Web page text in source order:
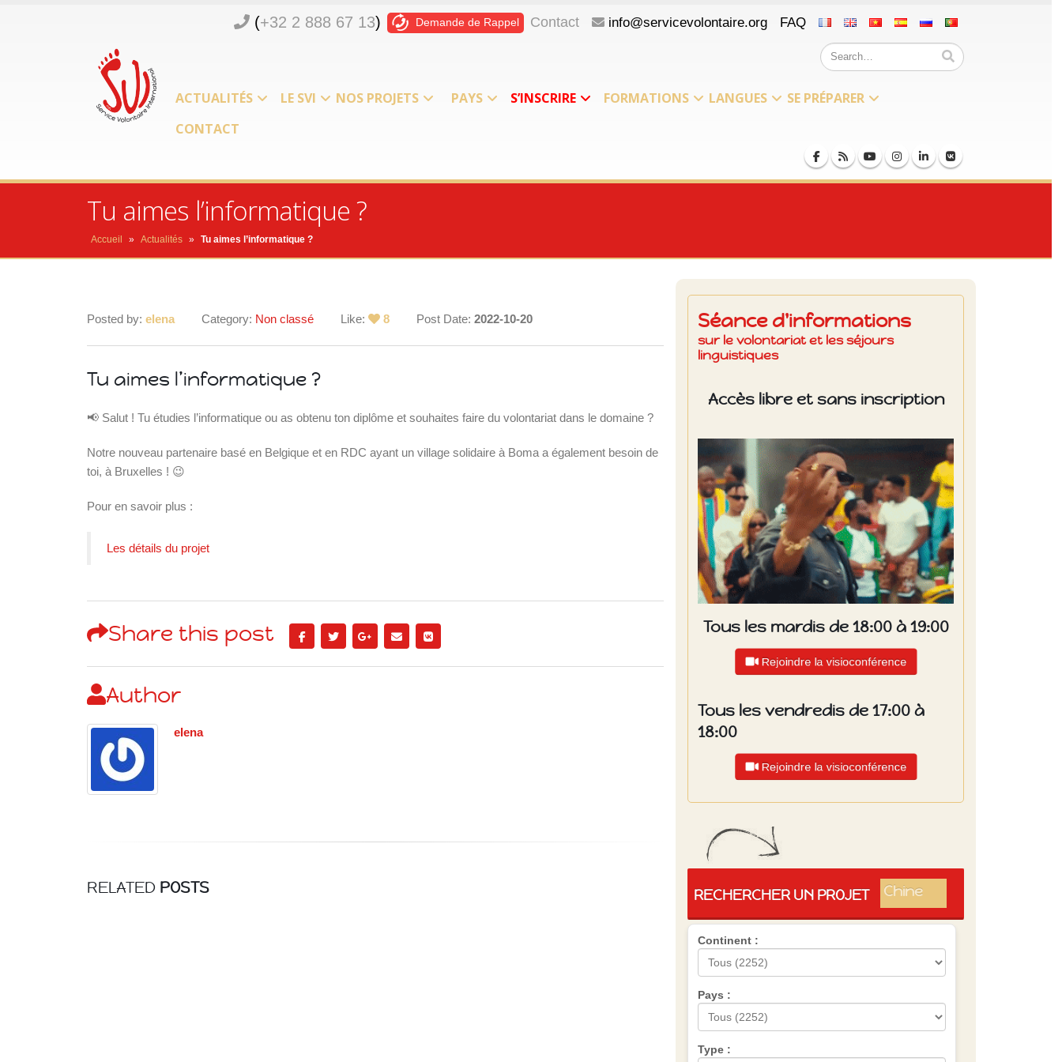
(+32 2 888 67 13) Demande de Rappel Contact info@servicevolontaire.org FAQ
ACTUALITÉS LE SVI NOS PROJETS PAYS S’INSCRIRE FORMATIONS LANGUES
SE PRÉPARER
CONTACT
Tu aimes l’informatique ?
Accueil » Actualités » Tu aimes l’informatique ?
Posted by:elena Category: Non classé Like: 8 Post Date:2022-10-20
Tu aimes l’informatique ?
📢 Salut ! Tu étudies l’informatique ou as obtenu ton diplôme et souhaites faire du volontariat dans le domaine ?
Notre nouveau partenaire basé en Belgique et en RDC ayant un village solidaire à Boma a également besoin de
toi, à Bruxelles ! 😉
Pour en savoir plus :
Les détails du projet
Share this post
Author
elena
RELATED POSTS
Séance d'informations
sur le volontariat et les séjours
linguistiques
Accès libre et sans inscription
Tous les mardis de 18:00 à 19:00
Rejoindre la visioconférence
Tous les vendredis de 17:00 à
18:00
Rejoindre la visioconférence
RECHERCHER UN PROJET
Pérou
Chine
Espagne
Brésil
Mexique
Groupe
Continent :
Pays :
Type :